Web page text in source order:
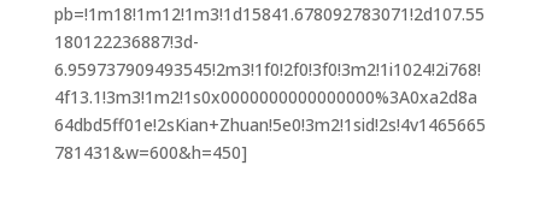
pb=!1m18!1m12!1m3!1d15841.678092783071!2d107.55
180122236887!3d-
6.959737909493545!2m3!1f0!2f0!3f0!3m2!1i1024!2i768!
4f13.1!3m3!1m2!1s0x0000000000000000%3A0xa2d8a
64dbd5ff01e!2sKian+Zhuan!5e0!3m2!1sid!2s!4v1465665
781431&w=600&h=450]